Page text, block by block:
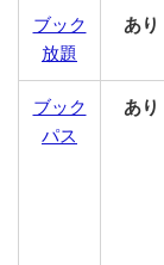
ブック
放題
あり
ブック
パス
あり